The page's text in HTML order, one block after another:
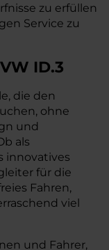
zu erfüllen
Service zu
ID.3
die den
ohne
und
als
innovatives
für die
Fahren,
viel
und Fahrer,